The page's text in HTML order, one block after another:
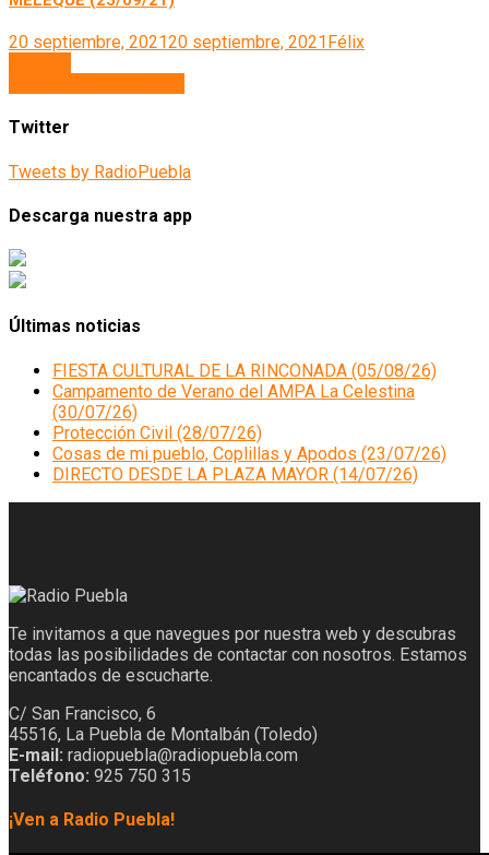
20 septiembre, 202120 septiembre, 2021Félix
Navegación
de
entradas
Twitter
Tweets by RadioPuebla
Descarga nuestra app
Últimas noticias
FIESTA CULTURAL DE LA RINCONADA (05/08/26)
Campamento de Verano del AMPA La Celestina
(30/07/26)
Protección Civil (28/07/26)
Cosas de mi pueblo, Coplillas y Apodos (23/07/26)
DIRECTO DESDE LA PLAZA MAYOR (14/07/26)
Te invitamos a que navegues por nuestra web y descubras
todas las posibilidades de contactar con nosotros. Estamos
encantados de escucharte.
C/ San Francisco, 6
45516, La Puebla de Montalbán (Toledo)
E-mail: radiopuebla@radiopuebla.com
Teléfono: 925 750 315
¡Ven a Radio Puebla!